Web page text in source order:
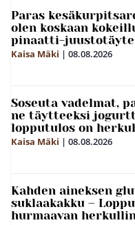
Paras
olen koskaan
pinaatti-juustotäyte
Kaisa Mäki | 08.08.2026
Soseuta vadelmat,
ne täytteeksi
lopputulos on
Kaisa Mäki | 08.08.2026
Kahden aineksen
suklaakakku –
hurmaavan